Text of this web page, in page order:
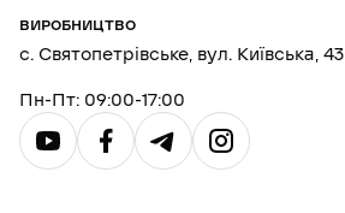
ВИРОБНИЦТВО
с. Святопетрівське, вул. Київська, 43
Пн-Пт: 09:00-17:00